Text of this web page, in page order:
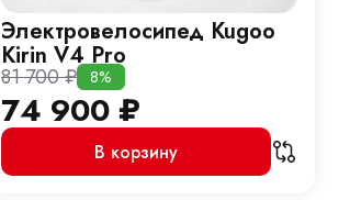
Электровелосипед Kugoo
Kirin V4 Pro
81 700₽ 8%
74 900₽
В корзину